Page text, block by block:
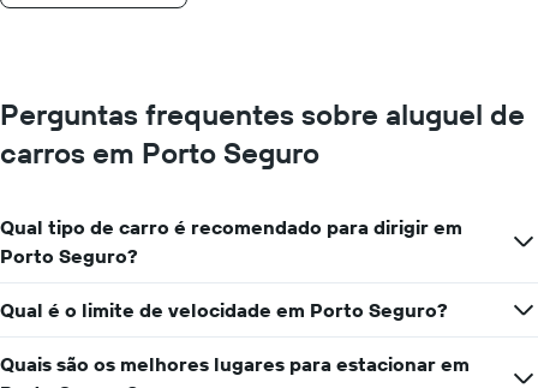
Perguntas frequentes sobre aluguel de
carros em Porto Seguro
Qual tipo de carro é recomendado para dirigir em
Porto Seguro?
Qual é o limite de velocidade em Porto Seguro?
Quais são os melhores lugares para estacionar em